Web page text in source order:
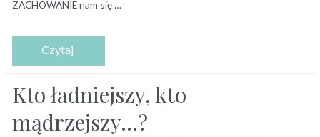
ZACHOWANIE nam się …
Kto ładniejszy, kto
mądrzejszy…?